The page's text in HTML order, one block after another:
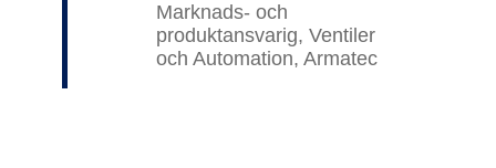
Marknads- och
produktansvarig, Ventiler
och Automation, Armatec